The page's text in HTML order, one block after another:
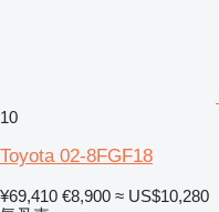
10
Toyota 02-8FGF18
¥69,410 €8,900 ≈ US$10,280